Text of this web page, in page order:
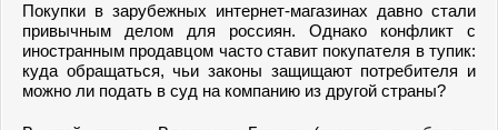
Покупки в зарубежных интернет-магазинах давно стали
привычным делом для россиян. Однако конфликт с
иностранным продавцом часто ставит покупателя в тупик:
куда обращаться, чьи законы защищают потребителя и
можно ли подать в суд на компанию из другой страны?